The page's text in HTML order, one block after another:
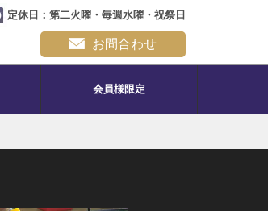
定休日：第二火曜・毎週水曜・祝祭日
お問合わせ
会員様限定